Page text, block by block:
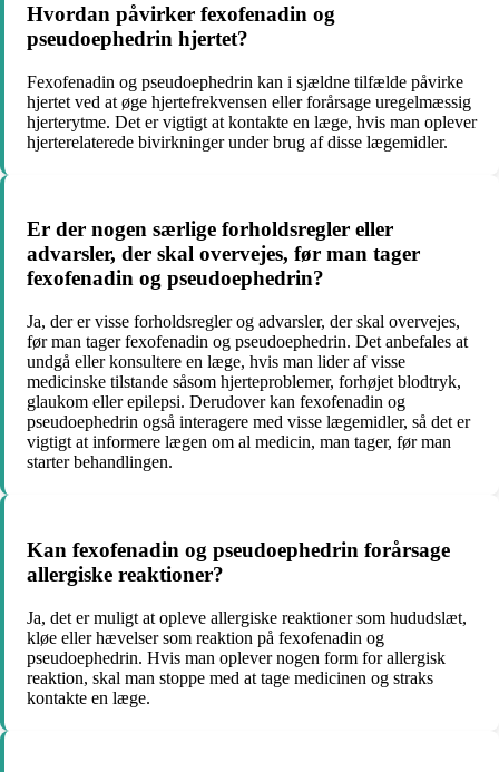
Hvordan påvirker fexofenadin og
pseudoephedrin hjertet?
Fexofenadin og pseudoephedrin kan i sjældne tilfælde påvirke
hjertet ved at øge hjertefrekvensen eller forårsage uregelmæssig
hjerterytme. Det er vigtigt at kontakte en læge, hvis man oplever
hjerterelaterede bivirkninger under brug af disse lægemidler.
Er der nogen særlige forholdsregler eller
advarsler, der skal overvejes, før man tager
fexofenadin og pseudoephedrin?
Ja, der er visse forholdsregler og advarsler, der skal overvejes,
før man tager fexofenadin og pseudoephedrin. Det anbefales at
undgå eller konsultere en læge, hvis man lider af visse
medicinske tilstande såsom hjerteproblemer, forhøjet blodtryk,
glaukom eller epilepsi. Derudover kan fexofenadin og
pseudoephedrin også interagere med visse lægemidler, så det er
vigtigt at informere lægen om al medicin, man tager, før man
starter behandlingen.
Kan fexofenadin og pseudoephedrin forårsage
allergiske reaktioner?
Ja, det er muligt at opleve allergiske reaktioner som hududslæt,
kløe eller hævelser som reaktion på fexofenadin og
pseudoephedrin. Hvis man oplever nogen form for allergisk
reaktion, skal man stoppe med at tage medicinen og straks
kontakte en læge.